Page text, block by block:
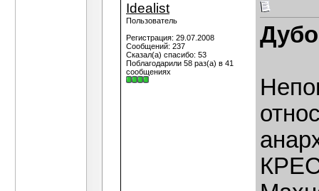
Idealist
Пользователь
Регистрация: 29.07.2008
Сообщений: 237
Сказал(а) спасибо: 53
Поблагодарили 58 раз(а) в 41
сообщениях